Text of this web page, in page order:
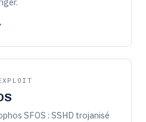
SFOS : SSHD trojanisé